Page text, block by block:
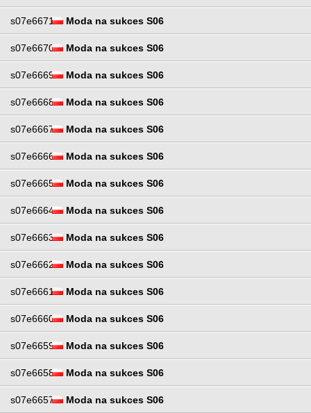
s07e6671 Moda na sukces S06
s07e6670 Moda na sukces S06
s07e6669 Moda na sukces S06
s07e6668 Moda na sukces S06
s07e6667 Moda na sukces S06
s07e6666 Moda na sukces S06
s07e6665 Moda na sukces S06
s07e6664 Moda na sukces S06
s07e6663 Moda na sukces S06
s07e6662 Moda na sukces S06
s07e6661 Moda na sukces S06
s07e6660 Moda na sukces S06
s07e6659 Moda na sukces S06
s07e6658 Moda na sukces S06
s07e6657 Moda na sukces S06